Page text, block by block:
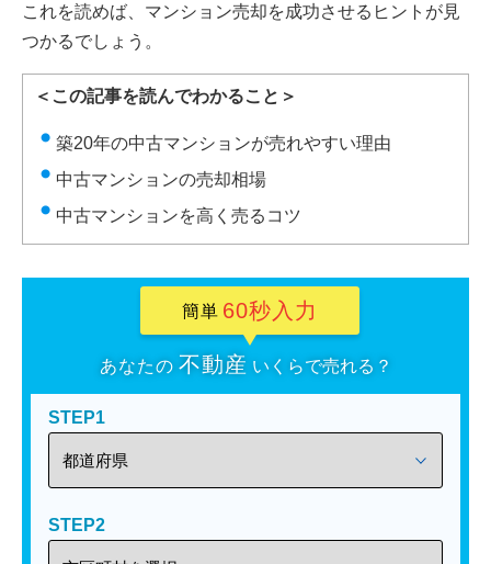
これを読めば、マンション売却を成功させるヒントが見
つかるでしょう。
＜この記事を読んでわかること＞
築20年の中古マンションが売れやすい理由
中古マンションの売却相場
中古マンションを高く売るコツ
簡単 60秒入力
あなたの 不動産 いくらで売れる？
STEP1
STEP2